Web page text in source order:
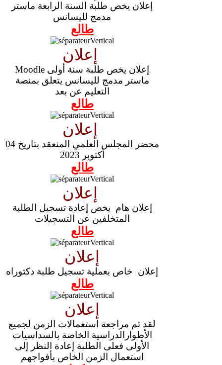
إعلان يخص طلبة السنة الرابعة ماستر
مدمج لليسانس
طالع
Moodle إعلان يخص طلبة سنة أولى
ماستر مدمج لليسانس يتعلق بمنصة
التعليم عن بعد
طالع
محضر المجلس العلمي المنعقد بتاريخ 04
أكتوبر 2023
طالع
إعلان هام يخص إعادة تسجيل الطلبة
المتخلفين عن التسجيلات
طالع
إعلان
إعلان خاص بعملية تسجيل طلبة دكتوراه
طالع
إعلان
لقد تم مراجعة استعمالات الزمن لجميع
الأطوارالدراسية الخاصة بالسداسيات
الأولى فعلى الطلبة إعادة النظر إلى
استعمال الزمن الخاص بأفواجهم